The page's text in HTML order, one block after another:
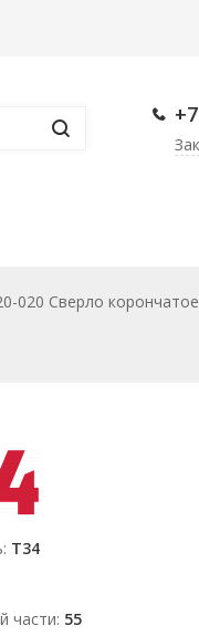
020 Сверло
T34
части 55